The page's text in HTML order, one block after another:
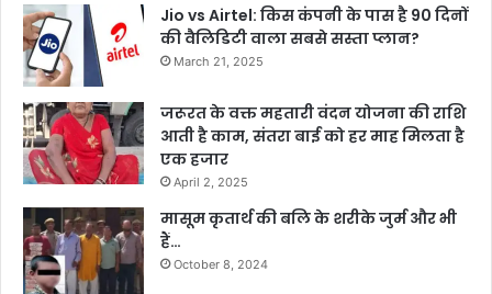
Jio vs Airtel: किस कंपनी के पास है 90 दिनों
की वैलिडिटी वाला सबसे सस्ता प्लान?
March 21, 2025
जरूरत के वक्त महतारी वंदन योजना की राशि
आती है काम, संतरा बाई को हर माह मिलता है
एक हजार
April 2, 2025
मासूम कृतार्थ की बलि के शरीके जुर्म और भी
हैं…
October 8, 2024